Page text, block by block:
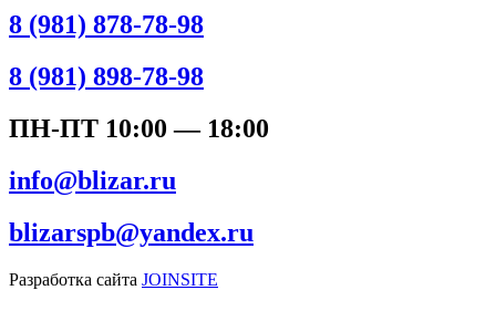
8 (981) 878-78-98
8 (981) 898-78-98
ПН-ПТ 10:00 — 18:00
info@blizar.ru
blizarspb@yandex.ru
Разработка сайта JOINSITE